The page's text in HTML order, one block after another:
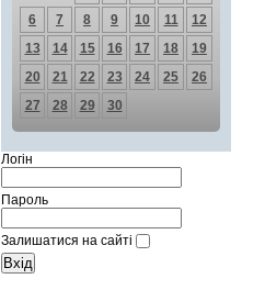
6
7 8 9 10 11
12
13
14 15 16 17 18
19
20
21 22 23 24 25
26
27
28 29 30
Логін
Пароль
Залишатися на сайті